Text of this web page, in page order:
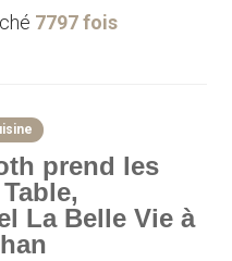
7797 fois
prend les
La Belle Vie à